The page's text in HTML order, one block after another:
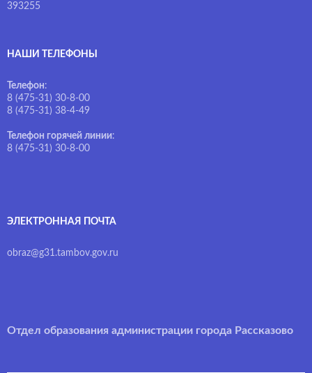
393255
НАШИ ТЕЛЕФОНЫ
Телефон:
8 (475-31) 30-8-00
8 (475-31) 38-4-49
Телефон горячей линии:
8 (475-31) 30-8-00
ЭЛЕКТРОННАЯ ПОЧТА
obraz@g31.tambov.gov.ru
Отдел образования администрации города Рассказово